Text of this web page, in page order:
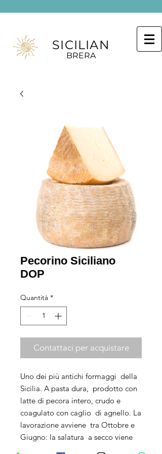
SICILIAN
BRERA
Pecorino Siciliano
DOP
Quantità *
Contattaci per acquistare
Uno dei più antichi formaggi  della
Sicilia. A pasta dura,  prodotto con
latte di pecora intero, crudo e
coagulato con caglio  di agnello. La
lavorazione avviene  tra Ottobre e
Giugno: la salatura  a secco viene